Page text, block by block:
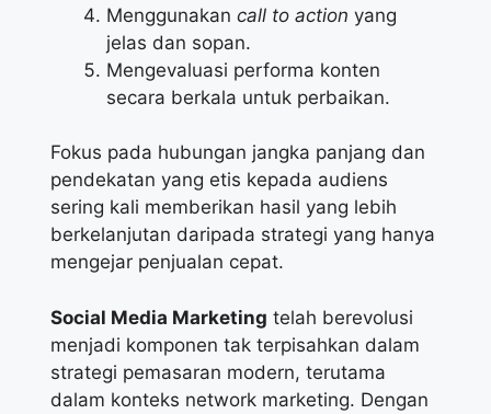
Menggunakan call to action yang
jelas dan sopan.
Mengevaluasi performa konten
secara berkala untuk perbaikan.
Fokus pada hubungan jangka panjang dan
pendekatan yang etis kepada audiens
sering kali memberikan hasil yang lebih
berkelanjutan daripada strategi yang hanya
mengejar penjualan cepat.
Social Media Marketing telah berevolusi
menjadi komponen tak terpisahkan dalam
strategi pemasaran modern, terutama
dalam konteks network marketing. Dengan